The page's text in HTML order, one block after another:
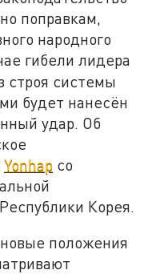
поправкам,
народного
гибели лидера
строя системы
будет нанесён
удар. Об
Yonhap со
Корея.
положения